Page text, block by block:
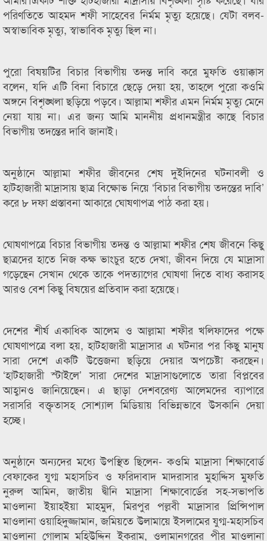
পরিণতিতে আহমদ শফী সাহেবের নির্মম মৃত্যু হয়েছে। যেটা বলব-
অস্বাভাবিক মৃত্যু, স্বাভাবিক মৃত্যু ছিল না।
পুরো বিষয়টির বিচার বিভাগীয় তদন্ত দাবি করে মুফতি ওয়াক্কাস
বলেন, যদি এটি বিনা বিচারে ছেড়ে দেয়া হয়, তাহলে পুরো কওমি
অঙ্গনে বিশৃঙ্খলা ছড়িয়ে পড়বে। আল্লামা শফীর এমন নির্মম মৃত্যু মেনে
নেয়া যায় না। এর জন্য আমি মাননীয় প্রধানমন্ত্রীর কাছে বিচার
বিভাগীয় তদন্তের দাবি জানাই।
অনুষ্ঠানে আল্লামা শফীর জীবনের শেষ দুইদিনের ঘটনাবলী ও
হাটহাজারী মাদ্রাসায় ছাত্র বিক্ষোভ নিয়ে ‘বিচার বিভাগীয় তদন্তের দাবি’
করে ৮ দফা প্রস্তাবনা আকারে ঘোষণাপত্র পাঠ করা হয়।
ঘোষণাপত্রে বিচার বিভাগীয় তদন্ত ও আল্লামা শফীর শেষ জীবনে কিছু
ছাত্রদের হাতে নিজ কক্ষ ভাংচুর হতে দেখা, জীবন দিয়ে যে মাদ্রাসা
গড়েছেন সেখান থেকে তাকে পদত্যাগের ঘোষণা দিতে বাধ্য করাসহ
আরও বেশ কিছু বিষয়ের প্রতিবাদ করা হয়েছে।
দেশের শীর্ষ একাধিক আলেম ও আল্লামা শফীর খলিফাদের পক্ষে
ঘোষণাপত্রে বলা হয়, হাটহাজারী মাদ্রাসার এ ঘটনার পর কিছু মানুষ
সারা দেশে একটি উত্তেজনা ছড়িয়ে দেয়ার অপচেষ্টা করছেন।
‘হাটহাজারী স্টাইলে’ সারা দেশের মাদ্রাসাগুলোতে তারা বিপ্লবের
আহ্বানও জানিয়েছেন। এ ছাড়া দেশবরেণ্য আলেমদের ব্যাপারে
সরাসরি বক্তৃতাসহ সোশ্যাল মিডিয়ায় বিভিন্নভাবে উসকানি দেয়া
হচ্ছে।
অনুষ্ঠানে অন্যদের মধ্যে উপস্থিত ছিলেন- কওমি মাদ্রাসা শিক্ষাবোর্ড
বেফাকের যুগ্ম মহাসচিব ও ফরিদাবাদ মাদরাসার মুহাদ্দিস মুফতি
নুরুল আমিন, জাতীয় দ্বীনি মাদ্রাসা শিক্ষাবোর্ডের সহ-সভাপতি
মাওলানা ইয়াহইয়া মাহমুদ, মিরপুর পল্লবী মাদ্রাসার প্রিন্সিপাল
মাওলানা ওয়াহিদুজ্জামান, জমিয়তে উলামায়ে ইসলামের যুগ্ম-মহাসচিব
মাওলানা গোলাম মহিউদ্দিন ইকরাম, ওলামানগরের পীর মাওলানা